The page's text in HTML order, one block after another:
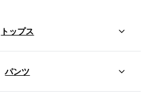
トップス
パンツ